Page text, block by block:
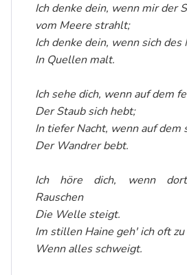
Ich denke dein, wenn mir der
vom Meere strahlt;
Ich denke dein, wenn sich
In Quellen malt.
Ich sehe dich, wenn auf dem
Der Staub sich hebt;
In tiefer Nacht, wenn auf dem
Der Wandrer bebt.
Ich höre dich, wenn
Rauschen
Die Welle steigt.
Im stillen Haine geh' ich oft zu
Wenn alles schweigt.